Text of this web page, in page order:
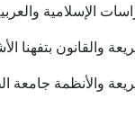
الإسلامية
والقانون بتفهنا
والأنظمة جامعة